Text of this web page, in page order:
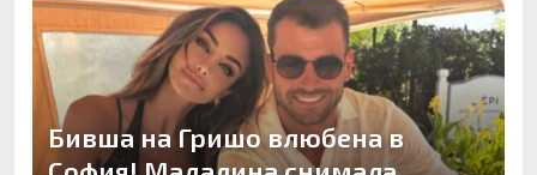
Бивша на Гришо влюбена в